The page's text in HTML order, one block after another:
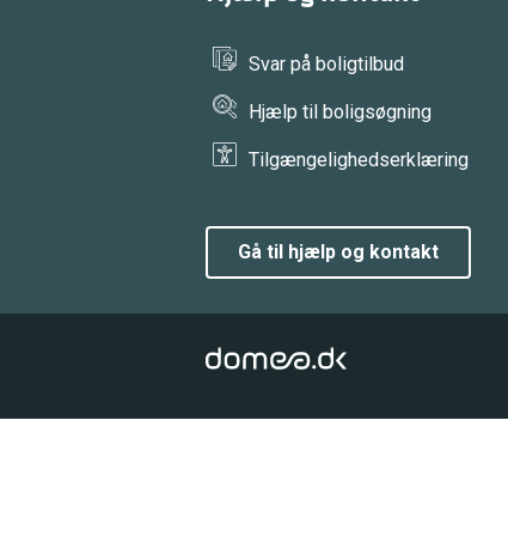
Svar på boligtilbud
Hjælp til boligsøgning
Tilgængelighedserklæring
gå til hjælp og kontakt